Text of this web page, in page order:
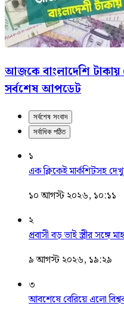
আজকে বাংলাদেশি
সর্বশেষ আপডেট
সর্বশেষ সংবাদ
সর্বাধিক পঠিত
১
এক ক্লিকেই মার্কশিটসহ
১০ আগস্ট ২০২৬, ১০:১১
২
প্রবাসী বড় ভাই স্ত্রীর সঙ্গে
৯ আগস্ট ২০২৬, ১৯:২৯
৩
আবশেষে বেরিয়ে এলো